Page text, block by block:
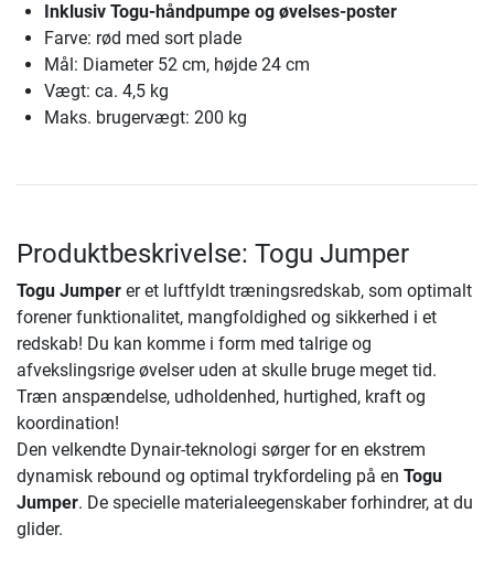
Inklusiv Togu-håndpumpe og øvelses-poster
Farve: rød med sort plade
Mål: Diameter 52 cm, højde 24 cm
Vægt: ca. 4,5 kg
Maks. brugervægt: 200 kg
Produktbeskrivelse: Togu Jumper
Togu Jumper er et luftfyldt træningsredskab, som optimalt
forener funktionalitet, mangfoldighed og sikkerhed i et
redskab! Du kan komme i form med talrige og
afvekslingsrige øvelser uden at skulle bruge meget tid.
Træn anspændelse, udholdenhed, hurtighed, kraft og
koordination!
Den velkendte Dynair-teknologi sørger for en ekstrem
dynamisk rebound og optimal trykfordeling på en Togu
Jumper. De specielle materialeegenskaber forhindrer, at du
glider.